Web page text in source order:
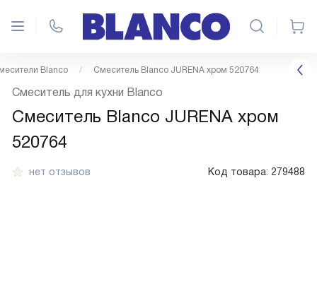
Blanco Смеситель Blanco JURENA хром 520764
нет отзывов Код товара: 279488
Смеситель для кухни Blanco
Смеситель Blanco JURENA хром
520764